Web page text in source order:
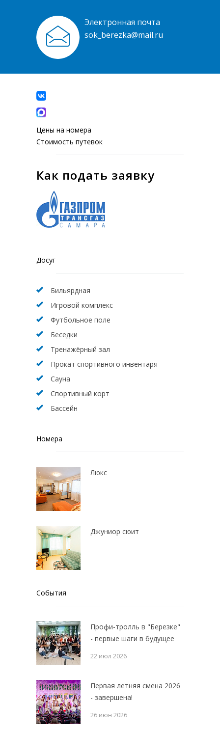
Электронная почта
sok_berezka@mail.ru
Цены на номера
Стоимость путевок
Как подать заявку
Досуг
Бильярдная
Игровой комплекс
Футбольное поле
Беседки
Тренажёрный зал
Прокат спортивного инвентаря
Сауна
Спортивный корт
Бассейн
Номера
Люкс
Джуниор сюит
События
Профи-тролль в "Березке"
- первые шаги в будущее
22 июл 2026
Первая летняя смена 2026
- завершена!
26 июн 2026